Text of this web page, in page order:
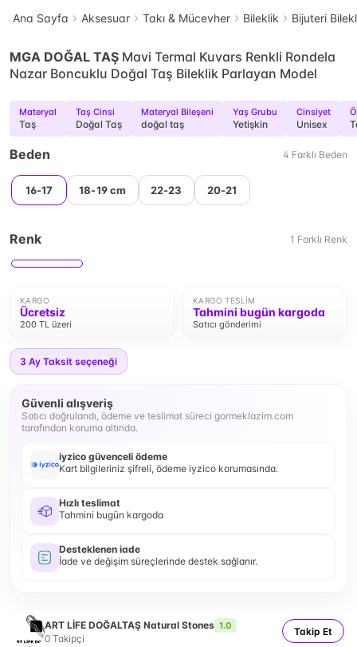
Ana Sayfa Aksesuar Takı & Mücevher Bileklik Bijuteri
MGA DOĞAL TAŞ Mavi Termal Kuvars Renkli Rondela
Nazar Boncuklu Doğal Taş Bileklik Parlayan Model
Materyal
Taş
Taş Cinsi
Doğal Taş
Materyal Bileşeni
doğal taş
Yaş Grubu
Yetişkin
Cinsiyet
Unisex
Beden 4 Farklı Beden
16-17 18-19 cm 22-23 20-21
Renk 1 Farklı Renk
KARGO
Ücretsiz
200 TL üzeri
KARGO TESLIM
Tahmini bugün kargoda
Satıcı gönderimi
3 Ay Taksit seçeneği
Güvenli alışveriş
Satıcı doğrulandı, ödeme ve teslimat süreci gormeklazim.com
tarafından koruma altında.
iyzico güvenceli ödeme
Kart bilgileriniz şifreli, ödeme iyzico korumasında.
Hızlı teslimat
Tahmini bugün kargoda
Desteklenen iade
İade ve değişim süreçlerinde destek sağlanır.
ART LİFE DOĞALTAŞ Natural Stones 1.0
0 Takipçi
Takip Et